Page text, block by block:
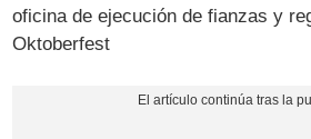
oficina de ejecución de fianzas y
Oktoberfest